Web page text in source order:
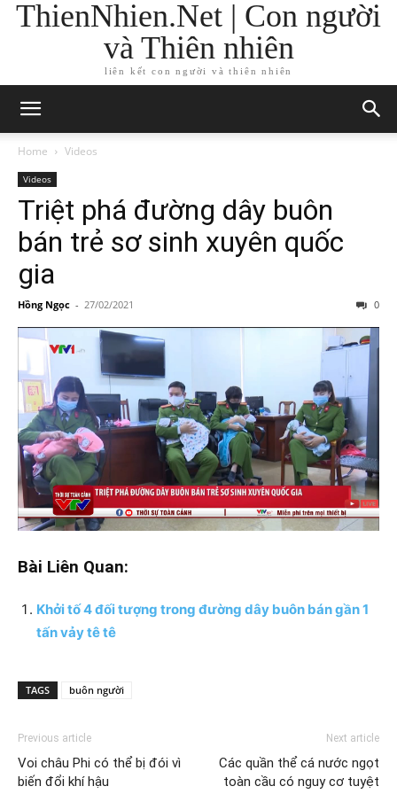
ThienNhien.Net | Con người
và Thiên nhiên
liên kết con người và thiên nhiên
Home Videos
Videos
Triệt phá đường dây buôn
bán trẻ sơ sinh xuyên quốc
gia
Hồng Ngọc - 27/02/2021 0
Bài Liên Quan:
Khởi tố 4 đối tượng trong đường dây buôn bán gần 1
tấn vảy tê tê
TAGS buôn người
Previous article
Voi châu Phi có thể bị đói vì
biến đổi khí hậu
Next article
Các quần thể cá nước ngọt
toàn cầu có nguy cơ tuyệt